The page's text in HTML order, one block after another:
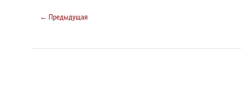
← Предыдущая